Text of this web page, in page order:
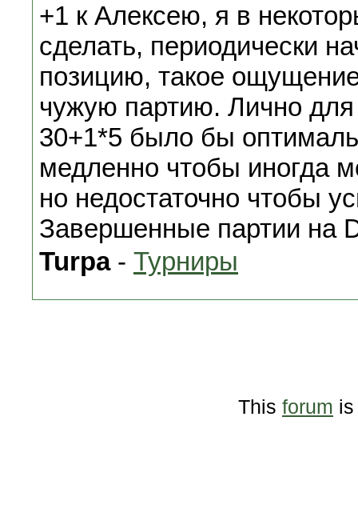
+1 к Алексею, я в
сделать, периодически
позицию, такое
чужую партию. Лично
30+1*5 было бы
медленно чтобы иногда
но недостаточно чтобы
Завершенные партии на
Turpa- Турниры
This forum